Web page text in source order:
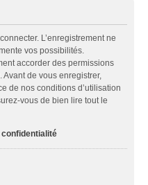
L’enregistrement ne
vos possibilités.
accorder des permissions
de vous enregistrer,
de nos conditions d’utilisation
vous de bien lire tout le
confidentialité